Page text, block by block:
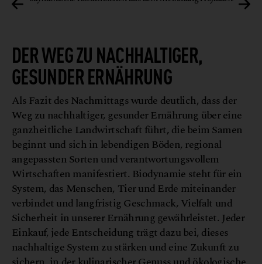
DER WEG ZU NACHHALTIGER,
GESUNDER ERNÄHRUNG
Als Fazit des Nachmittags wurde deutlich, dass der
Weg zu nachhaltiger, gesunder Ernährung über eine
ganzheitliche Landwirtschaft führt, die beim Samen
beginnt und sich in lebendigen Böden, regional
angepassten Sorten und verantwortungsvollem
Wirtschaften manifestiert. Biodynamie steht für ein
System, das Menschen, Tier und Erde miteinander
verbindet und langfristig Geschmack, Vielfalt und
Sicherheit in unserer Ernährung gewährleistet. Jeder
Einkauf, jede Entscheidung trägt dazu bei, dieses
nachhaltige System zu stärken und eine Zukunft zu